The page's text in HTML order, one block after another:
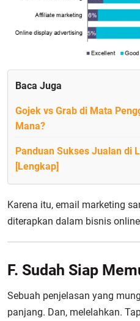
Baca Juga
Gojek vs Grab di Mata
Mana?
Panduan Sukses Jualan di
[Lengkap]
Karena itu, email marketing
diterapkan dalam bisnis
F. Sudah Siap
Sebuah penjelasan yang
panjang. Dan, melelahkan.